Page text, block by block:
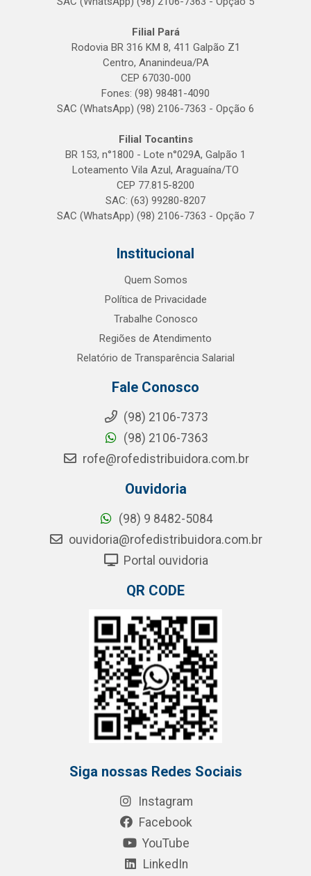
Filial Pará
Rodovia BR 316 KM 8, 411 Galpão Z1
Centro, Ananindeua/PA
CEP 67030-000
Fones: (98) 98481-4090
SAC (WhatsApp) (98) 2106-7363 - Opção 6
Filial Tocantins
BR 153, n°1800 - Lote n°029A, Galpão 1
Loteamento Vila Azul, Araguaína/TO
CEP 77.815-8200
SAC: (63) 99280-8207
SAC (WhatsApp) (98) 2106-7363 - Opção 7
Institucional
Quem Somos
Política de Privacidade
Trabalhe Conosco
Regiões de Atendimento
Relatório de Transparência Salarial
Fale Conosco
(98) 2106-7373
(98) 2106-7363
rofe@rofedistribuidora.com.br
Ouvidoria
(98) 9 8482-5084
ouvidoria@rofedistribuidora.com.br
Portal ouvidoria
QR CODE
Siga nossas Redes Sociais
Instagram
Facebook
YouTube
LinkedIn